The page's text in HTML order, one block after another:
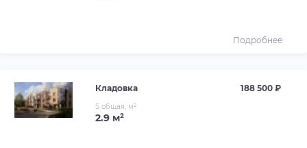
Подробнее
Кладовка 188 500 ₽
S общая, м²
2.9 м²